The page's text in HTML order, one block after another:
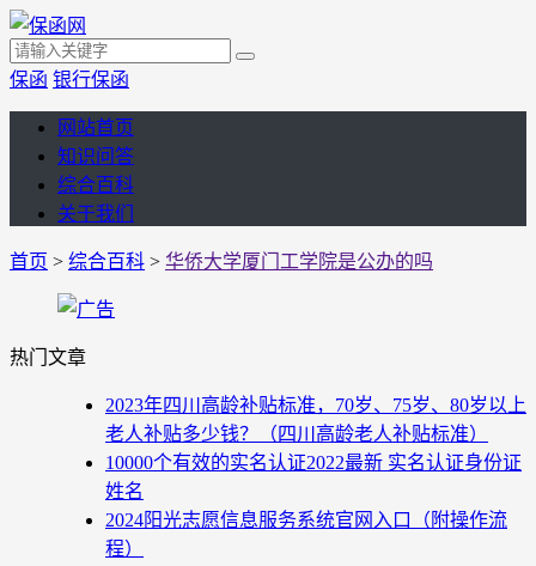
保函 银行保函
网站首页
知识问答
综合百科
关于我们
首页 > 综合百科 > 华侨大学厦门工学院是公办的吗
热门文章
2023年四川高龄补贴标准，70岁、75岁、80岁以上
老人补贴多少钱？（四川高龄老人补贴标准）
10000个有效的实名认证2022最新 实名认证身份证
姓名
2024阳光志愿信息服务系统官网入口（附操作流
程）